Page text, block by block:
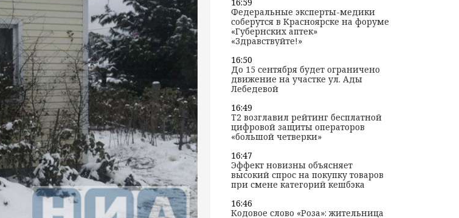
Федеральные эксперты-медики
соберутся в Красноярске на форуме
«Губернских аптек»
«Здравствуйте!»
16:50
До 15 сентября будет ограничено
движение на участке ул. Ады
Лебедевой
16:49
T2 возглавил рейтинг бесплатной
цифровой защиты операторов
«большой четверки»
16:47
Эффект новизны объясняет
высокий спрос на покупку товаров
при смене категорий кешбэка
16:46
Кодовое слово «Роза»: жительница